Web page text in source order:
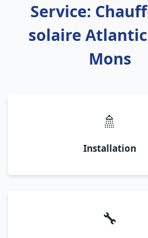
Service:
solaire
Mons
🚿
Installation
🔧